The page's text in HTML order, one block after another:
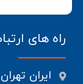
راه های
ایران تهران